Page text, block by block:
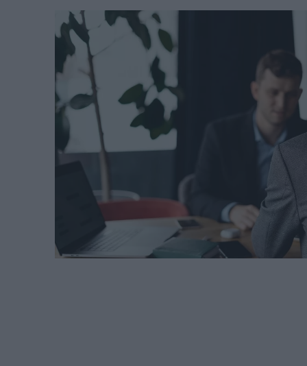
στα 22 χλμ.
REAL ESTATE
ΠΕΡΙΒΑΛΛΟΝ
ΕΝΕΡΓΕΙΑ
ΜΕΤΑΦΟΡΕΣ -
ΨΗΦΙΑΚΟΣ ΚΟΣΜΟΣ